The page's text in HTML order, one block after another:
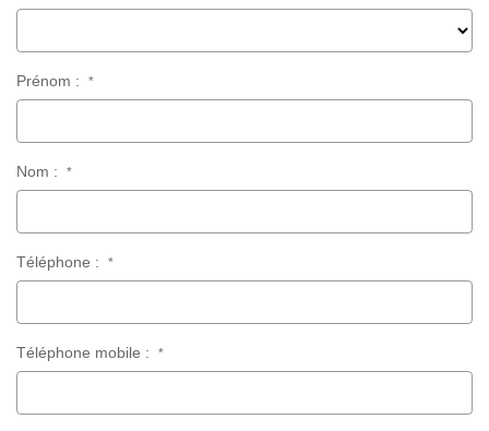
Prénom : *
Nom : *
Téléphone : *
Téléphone mobile : *